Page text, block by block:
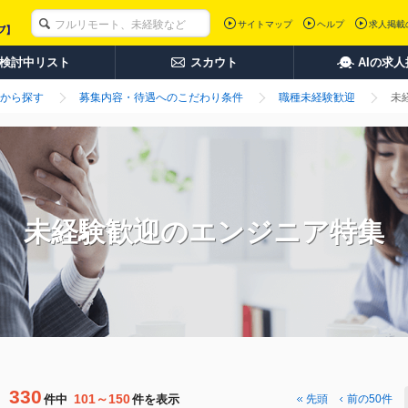
サイトマップ ヘルプ 求人掲載
討中リスト スカウト AIの求人
ら探す 募集内容・待遇へのこだわり条件 職種未経験歓迎 未
未経験歓迎のエンジニア特集
330 件中 101～150件を表示 先頭 前の50件